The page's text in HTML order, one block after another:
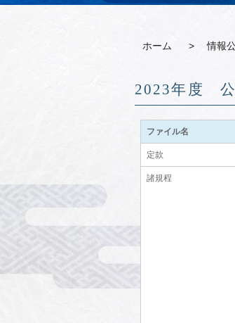
ホーム >情報
2023年度 公
ファイル名
定款
諸規程